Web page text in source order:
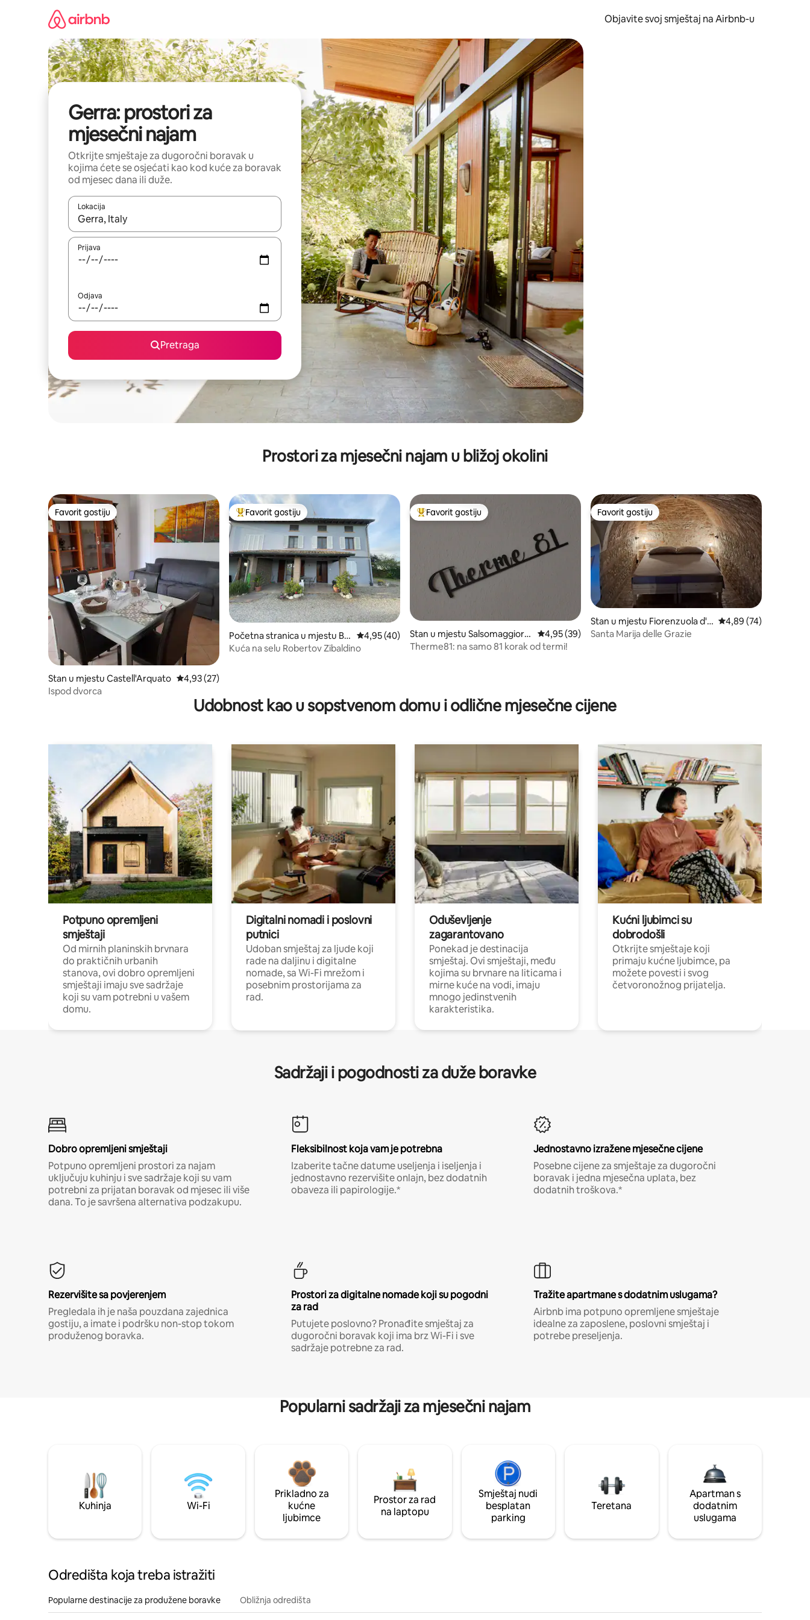
Objavite svoj smještaj na Airbnb-u
Gerra: prostori za
mjesečni najam
Otkrijte smještaje za dugoročni boravak u
kojima ćete se osjećati kao kod kuće za boravak
od mjesec dana ili duže.
Lokacija
Kad su rezultati dostupni, možete da se krećete kroz njih pomoću strelica nagore i nadolje, kao i da ih istražujte dodirom ili prevlačenjem.
Prijava
Odjava
Pretraga
Prostori za mjesečni najam u bližoj okolini
Favorit gostiju
Favorit gostiju
Stan u mjestu Castell'Arquato prosječna ocjena 4,93 od 5, recenzija: 27
4,93 (27)
Ispod dvorca
Glavni favorit gostiju
Favorit gostiju
Početna stranica u mjestu Bu
sseto
prosječna ocjena 4,95 od 5, recenzija: 40
4,95 (40)
Kuća na selu Robertov Zibaldino
Glavni favorit gostiju
Favorit gostiju
Stan u mjestu Salsomaggiore
Terme
prosječna ocjena 4,95 od 5, recenzija: 39
4,95 (39)
Therme81: na samo 81 korak od termi!
Favorit gostiju
Favorit gostiju
Stan u mjestu Fiorenzuola d'A
rda
prosječna ocjena
4,89 (74)
Santa Marija delle Grazie
Udobnost kao u sopstvenom domu i odlične mjesečne cijene
Potpuno opremljeni
smještaji
Od mirnih planinskih brvnara
do praktičnih urbanih
stanova, ovi dobro opremljeni
smještaji imaju sve sadržaje
koji su vam potrebni u vašem
domu.
Digitalni nomadi i poslovni
putnici
Udoban smještaj za ljude koji
rade na daljinu i digitalne
nomade, sa Wi-Fi mrežom i
posebnim prostorijama za
rad.
Oduševljenje
zagarantovano
Ponekad je destinacija
smještaj. Ovi smještaji, među
kojima su brvnare na liticama i
mirne kuće na vodi, imaju
mnogo jedinstvenih
karakteristika.
Kućni ljubimci su
dobrodošli
Otkrijte smještaje koji
primaju kućne ljubimce, pa
možete povesti i svog
četvoronožnog prijatelja.
Sadržaji i pogodnosti za duže boravke
Dobro opremljeni smještaji
Potpuno opremljeni prostori za najam
uključuju kuhinju i sve sadržaje koji su vam
potrebni za prijatan boravak od mjesec ili više
dana. To je savršena alternativa podzakupu.
Fleksibilnost koja vam je potrebna
Izaberite tačne datume useljenja i iseljenja i
jednostavno rezervišite onlajn, bez dodatnih
obaveza ili papirologije.*
Jednostavno izražene mjesečne cijene
Posebne cijene za smještaje za dugoročni
boravak i jedna mjesečna uplata, bez
dodatnih troškova.*
Rezervišite sa povjerenjem
Pregledala ih je naša pouzdana zajednica
gostiju, a imate i podršku non-stop tokom
produženog boravka.
Prostori za digitalne nomade koji su pogodni
za rad
Putujete poslovno? Pronađite smještaj za
dugoročni boravak koji ima brz Wi-Fi i sve
sadržaje potrebne za rad.
Tražite apartmane s dodatnim uslugama?
Airbnb ima potpuno opremljene smještaje
idealne za zaposlene, poslovni smještaj i
potrebe preseljenja.
Popularni sadržaji za mjesečni najam
Kuhinja Wi-Fi
Prikladno za
kućne
ljubimce
Prostor za rad
na laptopu
Smještaj nudi
besplatan
parking
Teretana
Apartman s
dodatnim
uslugama
Odredišta koja treba istražiti
Popularne destinacije za produžene boravke Obližnja odredišta